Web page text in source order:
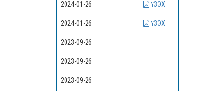
2024-01-26 ҮЗЭХ
2024-01-26 ҮЗЭХ
2023-09-26
2023-09-26
2023-09-26